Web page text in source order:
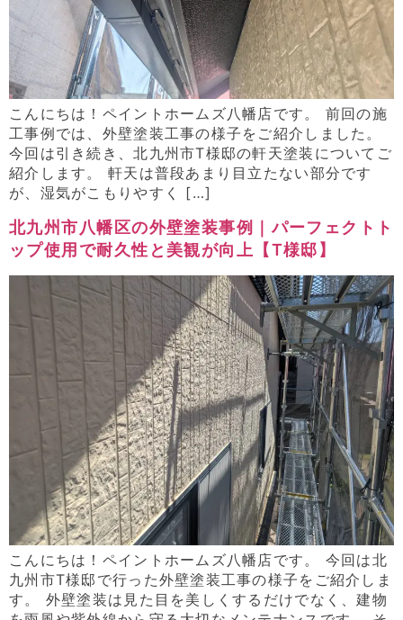
こんにちは！ペイントホームズ八幡店です。 前回の施
工事例では、外壁塗装工事の様子をご紹介しました。
今回は引き続き、北九州市T様邸の軒天塗装についてご
紹介します。 軒天は普段あまり目立たない部分です
が、湿気がこもりやすく […]
北九州市八幡区の外壁塗装事例｜パーフェクトト
ップ使用で耐久性と美観が向上【T様邸】
こんにちは！ペイントホームズ八幡店です。 今回は北
九州市T様邸で行った外壁塗装工事の様子をご紹介しま
す。 外壁塗装は見た目を美しくするだけでなく、建物